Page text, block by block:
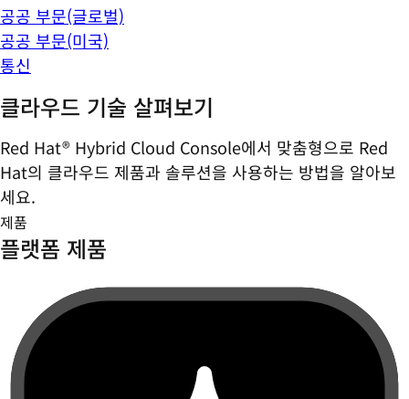
공공 부문(글로벌)
공공 부문(미국)
통신
클라우드 기술 살펴보기
Red Hat® Hybrid Cloud Console에서 맞춤형으로 Red
Hat의 클라우드 제품과 솔루션을 사용하는 방법을 알아보
세요.
제품
플랫폼 제품